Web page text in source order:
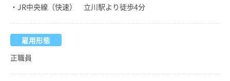
・JR中央線（快速） 立川駅より徒歩4分
雇用形態
正職員